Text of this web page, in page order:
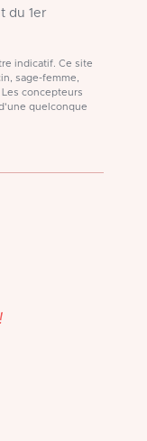
du 1er
indicatif. Ce site
sage-femme,
concepteurs
quelconque